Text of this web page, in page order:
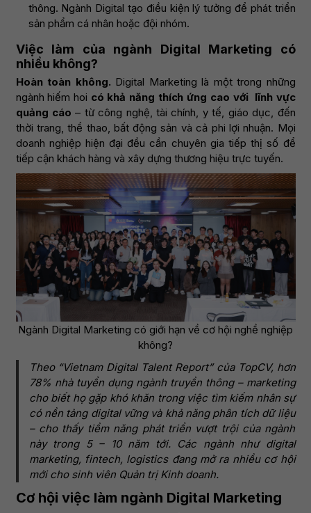
thông. Ngành Digital tạo điều kiện lý tưởng để phát triển
sản phẩm cá nhân hoặc đội nhóm.
Việc làm của ngành Digital Marketing có
nhiều không?
Hoàn toàn không. Digital Marketing là một trong những
ngành hiếm hoi có khả năng thích ứng cao với lĩnh vực
quảng cáo – từ công nghệ, tài chính, y tế, giáo dục, đến
thời trang, thể thao, bất động sản và cả phi lợi nhuận. Mọi
doanh nghiệp hiện đại đều cần chuyên gia tiếp thị số để
tiếp cận khách hàng và xây dựng thương hiệu trực tuyến.
Ngành Digital Marketing có giới hạn về cơ hội nghề nghiệp
không?
Theo “Vietnam Digital Talent Report” của TopCV, hơn
78% nhà tuyển dụng ngành truyền thông – marketing
cho biết họ gặp khó khăn trong việc tìm kiếm nhân sự
có nền tảng digital vững và khả năng phân tích dữ liệu
– cho thấy tiềm năng phát triển vượt trội của ngành
này trong 5 – 10 năm tới. Các ngành như digital
marketing, fintech, logistics đang mở ra nhiều cơ hội
mới cho sinh viên Quản trị Kinh doanh.
Cơ hội việc làm ngành Digital Marketing